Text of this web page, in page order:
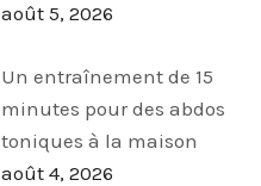
août 5, 2026
Un entraînement de 15
minutes pour des abdos
toniques à la maison
août 4, 2026